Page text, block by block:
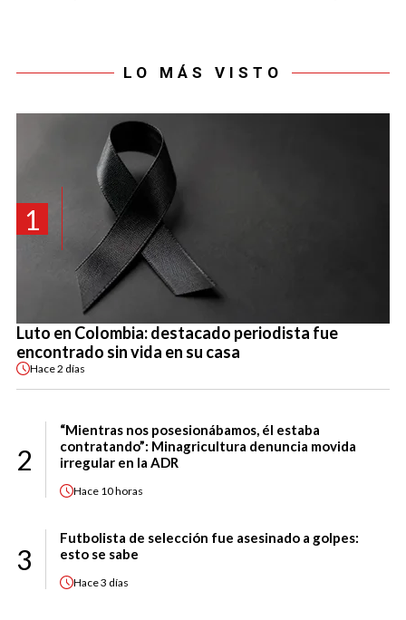
LO MÁS VISTO
1
Luto en Colombia: destacado periodista fue
encontrado sin vida en su casa
Hace2 días
2
“Mientras nos posesionábamos, él estaba
contratando”: Minagricultura denuncia movida
irregular en la ADR
Hace 10 horas
3
Futbolista de selección fue asesinado a golpes:
esto se sabe
Hace3 días